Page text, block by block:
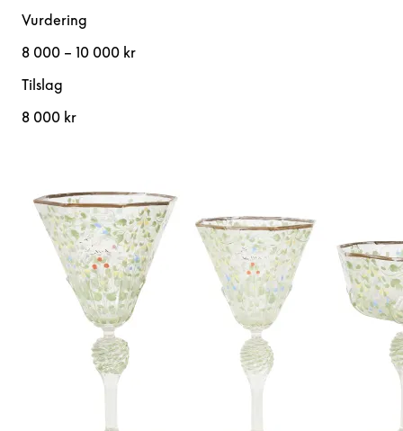
Vurdering
8 000 – 10 000 kr
Tilslag
8 000 kr